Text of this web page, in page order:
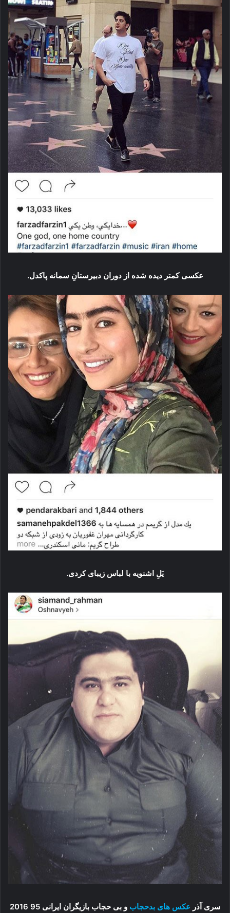
عکسی کمتر دیده شده از دوران دبیرستانِ سمانه پاکدل.
یَلِ اشنویه با لباس زیبای کردی.
سری آذر عکس های بدحجاب و بی حجاب بازیگران ایرانی 95 2016